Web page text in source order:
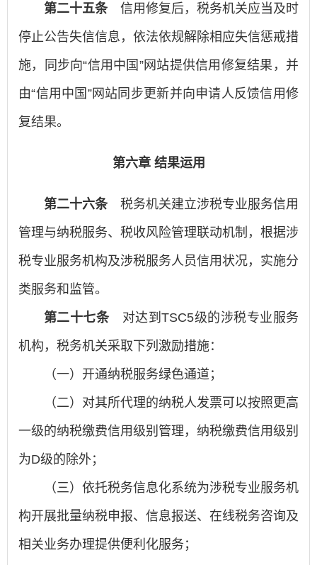
第二十五条 信用修复后，税务机关应当及时
停止公告失信信息，依法依规解除相应失信惩戒措
施，同步向“信用中国”网站提供信用修复结果，并
由“信用中国”网站同步更新并向申请人反馈信用修
复结果。
第六章 结果运用
第二十六条 税务机关建立涉税专业服务信用
管理与纳税服务、税收风险管理联动机制，根据涉
税专业服务机构及涉税服务人员信用状况，实施分
类服务和监管。
第二十七条 对达到TSC5级的涉税专业服务
机构，税务机关采取下列激励措施：
（一）开通纳税服务绿色通道；
（二）对其所代理的纳税人发票可以按照更高
一级的纳税缴费信用级别管理，纳税缴费信用级别
为D级的除外；
（三）依托税务信息化系统为涉税专业服务机
构开展批量纳税申报、信息报送、在线税务咨询及
相关业务办理提供便利化服务；